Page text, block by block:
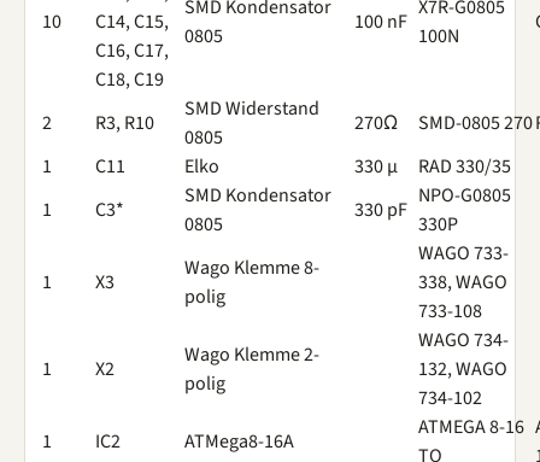
10
C14, C15,
C16, C17,
C18, C19
SMD Kondensator
0805
100 nF
X7R-G0805
100N
2 R3, R10
SMD Widerstand
0805
270Ω SMD-0805 270
1
C11 Elko 330 µ
RAD 330/35
1
C3*
SMD Kondensator
0805
330 pF
NPO-G0805
330P
1 X3
Wago Klemme 8-
polig
WAGO 733-
338, WAGO
733-108
1 X2
Wago Klemme 2-
polig
WAGO 734-
132, WAGO
734-102
1
IC2 ATMega8-16A
ATMEGA 8-16
TQ